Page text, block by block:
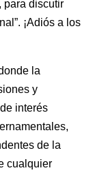
para discutir
¡Adiós a los
la
y
interés
de la
cualquier